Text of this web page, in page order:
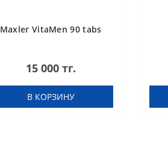
Maxler VitaMen 90 tabs
15 000 тг.
В КОРЗИНУ